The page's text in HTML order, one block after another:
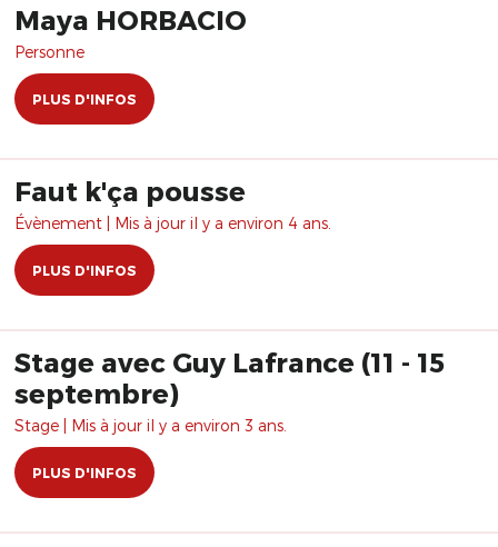
Maya HORBACIO
Personne
PLUS D'INFOS
Faut k'ça pousse
Évènement | Mis à jour il y a environ 4 ans.
PLUS D'INFOS
Stage avec Guy Lafrance (11 - 15
septembre)
Stage | Mis à jour il y a environ 3 ans.
PLUS D'INFOS